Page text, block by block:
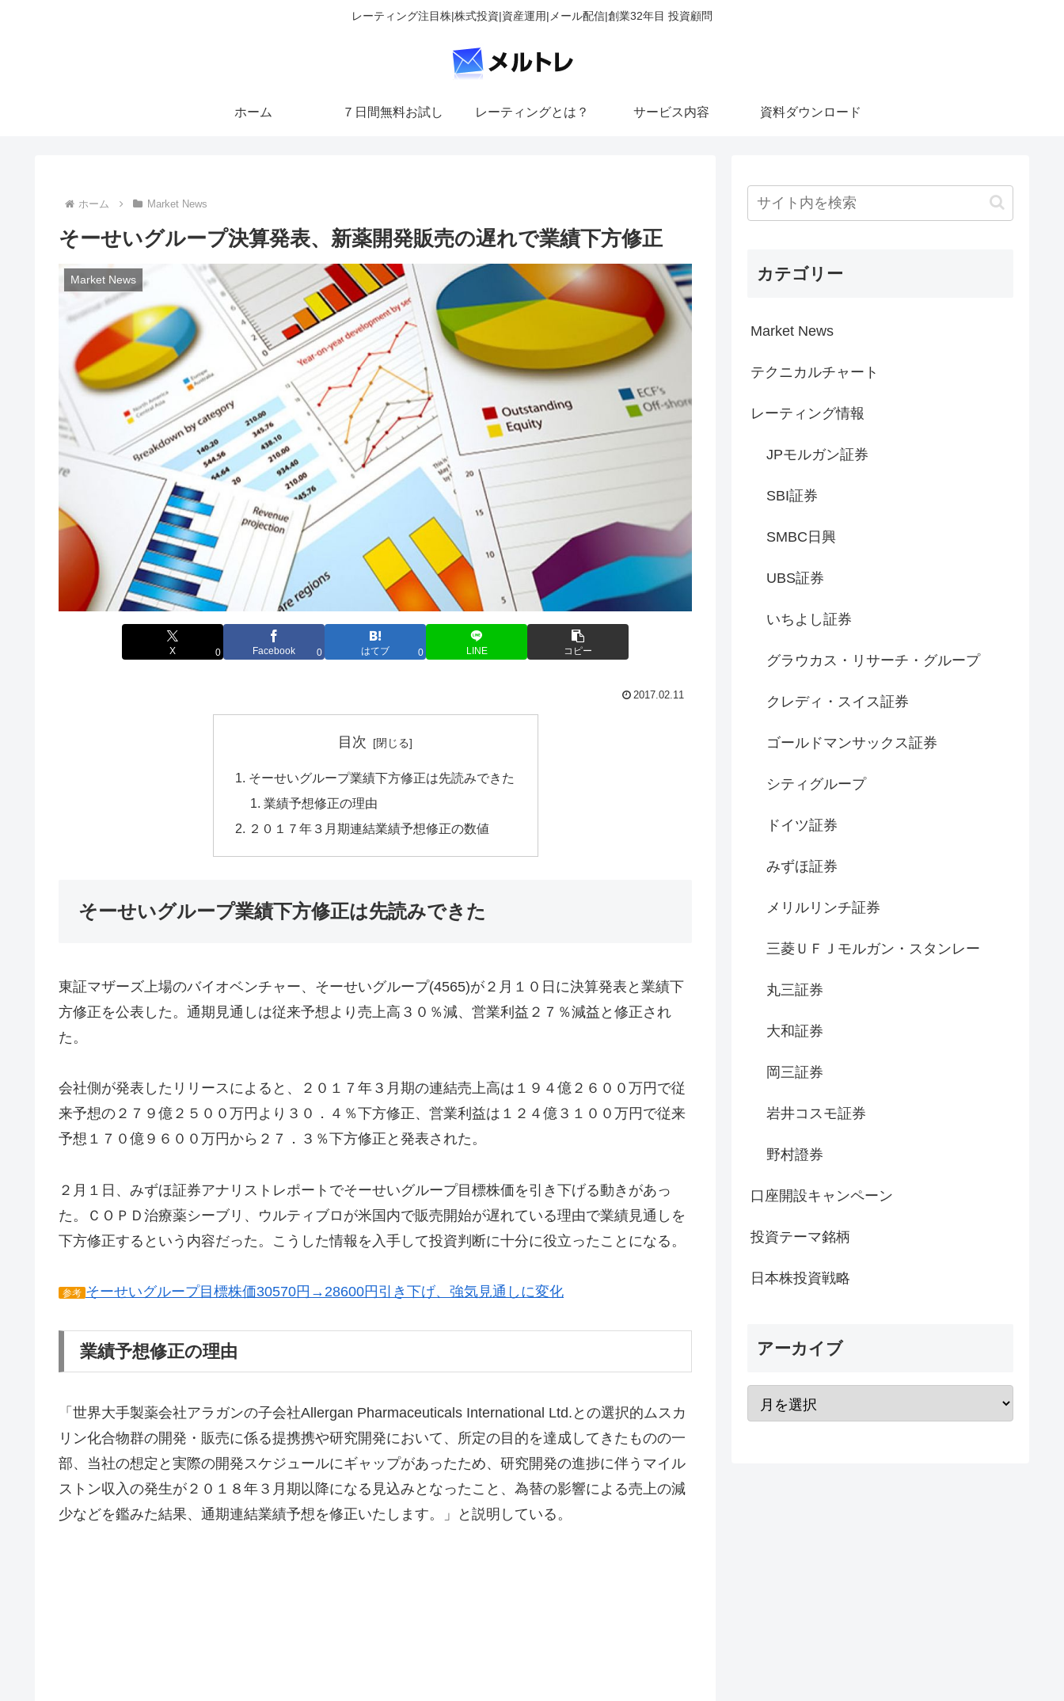
レーティング注目株|株式投資|資産運用|メール配信|創業32年目 投資顧問
ホーム ７日間無料お試し レーティングとは？ サービス内容 資料ダウンロード
ホーム Market News
そーせいグループ決算発表、新薬開発販売の遅れで業績下方修正
Market News
X 0 Facebook 0 はてブ 0 LINE コピー
2017.02.11
目次
そーせいグループ業績下方修正は先読みできた
業績予想修正の理由
２０１７年３月期連結業績予想修正の数値
そーせいグループ業績下方修正は先読みできた
東証マザーズ上場のバイオベンチャー、そーせいグループ(4565)が２月１０日に決算発表と業績下
方修正を公表した。通期見通しは従来予想より売上高３０％減、営業利益２７％減益と修正され
た。
会社側が発表したリリースによると、２０１７年３月期の連結売上高は１９４億２６００万円で従
来予想の２７９億２５００万円より３０．４％下方修正、営業利益は１２４億３１００万円で従来
予想１７０億９６００万円から２７．３％下方修正と発表された。
２月１日、みずほ証券アナリストレポートでそーせいグループ目標株価を引き下げる動きがあっ
た。ＣＯＰＤ治療薬シーブリ、ウルティブロが米国内で販売開始が遅れている理由で業績見通しを
下方修正するという内容だった。こうした情報を入手して投資判断に十分に役立ったことになる。
参考 そーせいグループ目標株価30570円→28600円引き下げ、強気見通しに変化
業績予想修正の理由
「世界大手製薬会社アラガンの子会社Allergan Pharmaceuticals International Ltd.との選択的ムスカ
リン化合物群の開発・販売に係る提携携や研究開発において、所定の目的を達成してきたものの一
部、当社の想定と実際の開発スケジュールにギャップがあったため、研究開発の進捗に伴うマイル
ストン収入の発生が２０１８年３月期以降になる見込みとなったこと、為替の影響による売上の減
少などを鑑みた結果、通期連結業績予想を修正いたします。」と説明している。
カテゴリー
Market News
テクニカルチャート
レーティング情報
JPモルガン証券
SBI証券
SMBC日興
UBS証券
いちよし証券
グラウカス・リサーチ・グループ
クレディ・スイス証券
ゴールドマンサックス証券
シティグループ
ドイツ証券
みずほ証券
メリルリンチ証券
三菱ＵＦＪモルガン・スタンレー
丸三証券
大和証券
岡三証券
岩井コスモ証券
野村證券
口座開設キャンペーン
投資テーマ銘柄
日本株投資戦略
アーカイブ